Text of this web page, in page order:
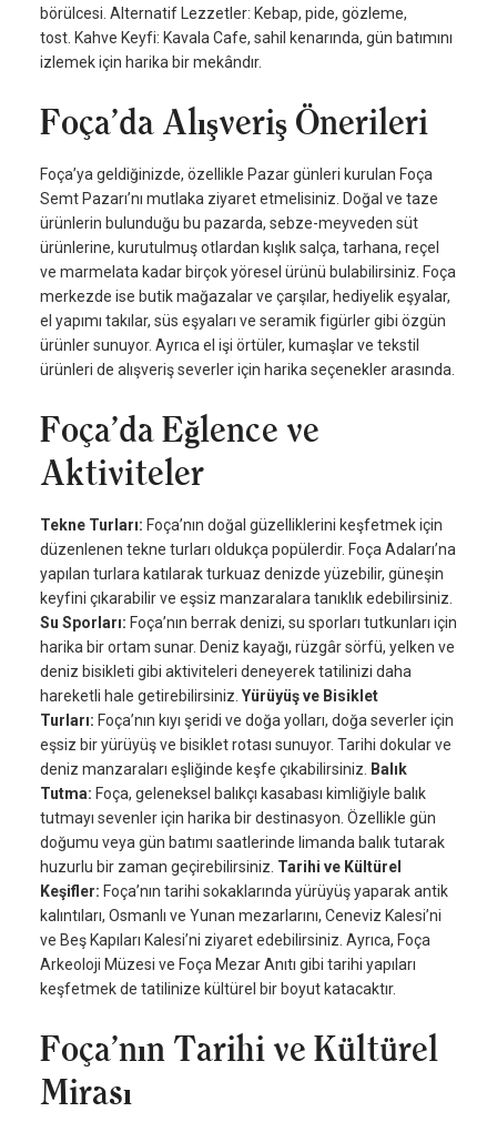
börülcesi. Alternatif Lezzetler: Kebap, pide, gözleme,
tost. Kahve Keyfi: Kavala Cafe, sahil kenarında, gün batımını
izlemek için harika bir mekândır.
Foça’da Alışveriş Önerileri
Foça’ya geldiğinizde, özellikle Pazar günleri kurulan Foça
Semt Pazarı’nı mutlaka ziyaret etmelisiniz. Doğal ve taze
ürünlerin bulunduğu bu pazarda, sebze-meyveden süt
ürünlerine, kurutulmuş otlardan kışlık salça, tarhana, reçel
ve marmelata kadar birçok yöresel ürünü bulabilirsiniz. Foça
merkezde ise butik mağazalar ve çarşılar, hediyelik eşyalar,
el yapımı takılar, süs eşyaları ve seramik figürler gibi özgün
ürünler sunuyor. Ayrıca el işi örtüler, kumaşlar ve tekstil
ürünleri de alışveriş severler için harika seçenekler arasında.
Foça’da Eğlence ve
Aktiviteler
Tekne Turları: Foça’nın doğal güzelliklerini keşfetmek için
düzenlenen tekne turları oldukça popülerdir. Foça Adaları’na
yapılan turlara katılarak turkuaz denizde yüzebilir, güneşin
keyfini çıkarabilir ve eşsiz manzaralara tanıklık edebilirsiniz.
Su Sporları: Foça’nın berrak denizi, su sporları tutkunları için
harika bir ortam sunar. Deniz kayağı, rüzgâr sörfü, yelken ve
deniz bisikleti gibi aktiviteleri deneyerek tatilinizi daha
hareketli hale getirebilirsiniz. Yürüyüş ve Bisiklet
Turları: Foça’nın kıyı şeridi ve doğa yolları, doğa severler için
eşsiz bir yürüyüş ve bisiklet rotası sunuyor. Tarihi dokular ve
deniz manzaraları eşliğinde keşfe çıkabilirsiniz. Balık
Tutma: Foça, geleneksel balıkçı kasabası kimliğiyle balık
tutmayı sevenler için harika bir destinasyon. Özellikle gün
doğumu veya gün batımı saatlerinde limanda balık tutarak
huzurlu bir zaman geçirebilirsiniz. Tarihi ve Kültürel
Keşifler: Foça’nın tarihi sokaklarında yürüyüş yaparak antik
kalıntıları, Osmanlı ve Yunan mezarlarını, Ceneviz Kalesi’ni
ve Beş Kapıları Kalesi’ni ziyaret edebilirsiniz. Ayrıca, Foça
Arkeoloji Müzesi ve Foça Mezar Anıtı gibi tarihi yapıları
keşfetmek de tatilinize kültürel bir boyut katacaktır.
Foça’nın Tarihi ve Kültürel
Mirası